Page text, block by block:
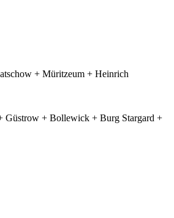
+ Müritzeum + Heinrich
Güstrow + Bollewick + Burg Stargard +